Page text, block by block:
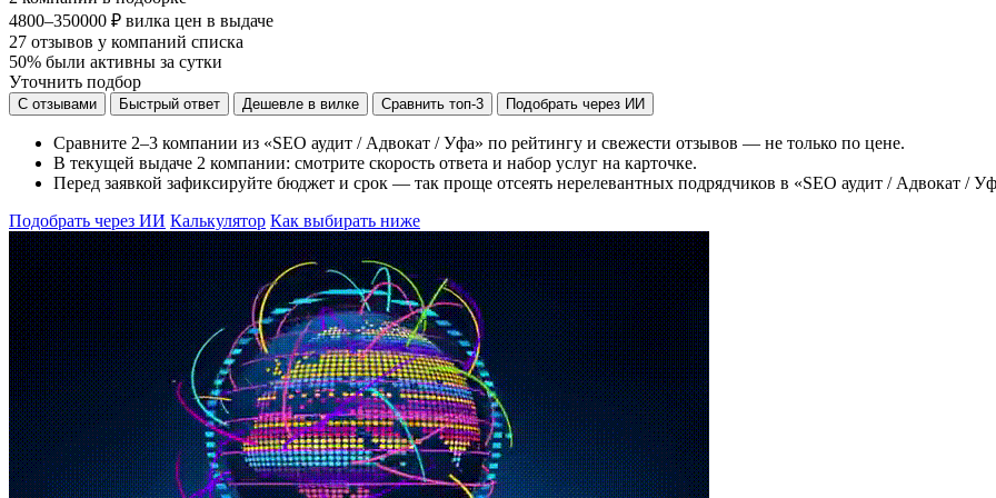
4800–350000 ₽ вилка цен в выдаче
27 отзывов у компаний списка
50% были активны за сутки
Уточнить подбор
С отзывами Быстрый ответ Дешевле в вилке Сравнить топ-3 Подобрать через ИИ
Сравните 2–3 компании из «SEO аудит / Адвокат / Уфа» по рейтингу и свежести отзывов — не только по цене.
В текущей выдаче 2 компании: смотрите скорость ответа и набор услуг на карточке.
Перед заявкой зафиксируйте бюджет и срок — так проще отсеять нерелевантных подрядчиков в «SEO аудит / Адвокат /
Подобрать через ИИ Калькулятор Как выбирать ниже